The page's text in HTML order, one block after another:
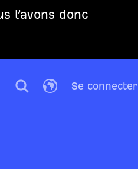
l’avons donc
Se connecter